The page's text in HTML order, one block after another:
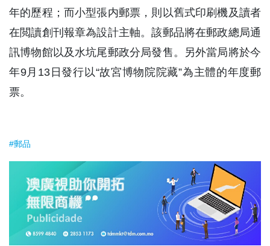
年的歷程；而小型張内郵票，則以舊式印刷機及讀者
在閲讀創刊報章為設計主軸。該郵品將在郵政總局通
訊博物館以及水坑尾郵政分局發售。另外當局將於今
年9月13日發行以“故宮博物院院藏”為主體的年度郵
票。
#郵品